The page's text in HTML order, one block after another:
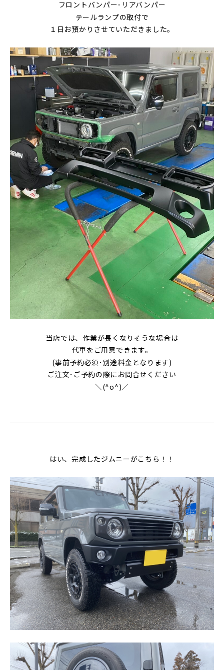
フロントバンパー･リアバンパー
テールランプの取付で
１日お預かりさせていただきました。
当店では、作業が長くなりそうな場合は
代車をご用意できます。
(事前予約必須･別途料金となります)
ご注文･ご予約の際にお問合せください
＼(^o^)／
はい、完成したジムニーがこちら！！